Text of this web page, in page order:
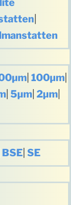
100µm
5µm 2µm
BSE SE